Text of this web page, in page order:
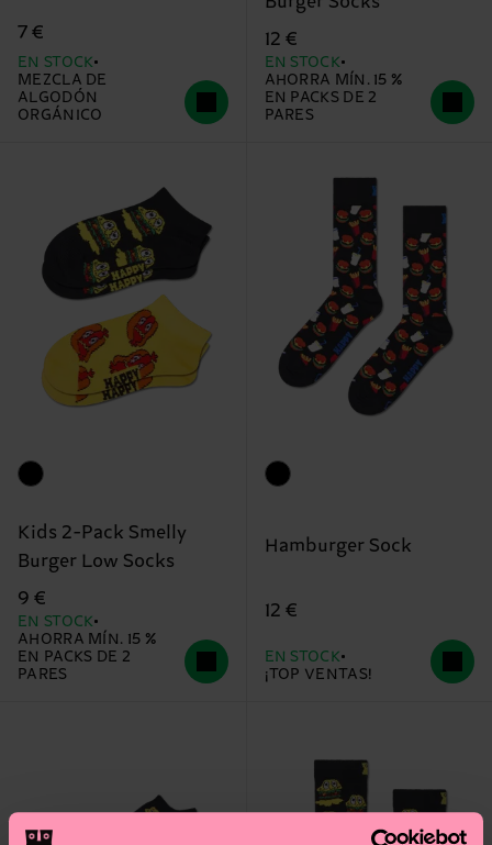
7 €
EN STOCK
MEZCLA DE
ALGODÓN
ORGÁNICO
12 €
EN STOCK
AHORRA MÍN. 15 %
EN PACKS DE 2
PARES
Kids 2-Pack Smelly
Burger Low Socks
9 €
EN STOCK
AHORRA MÍN. 15 %
EN PACKS DE 2
PARES
Hamburger Sock
12 €
EN STOCK
¡TOP VENTAS!